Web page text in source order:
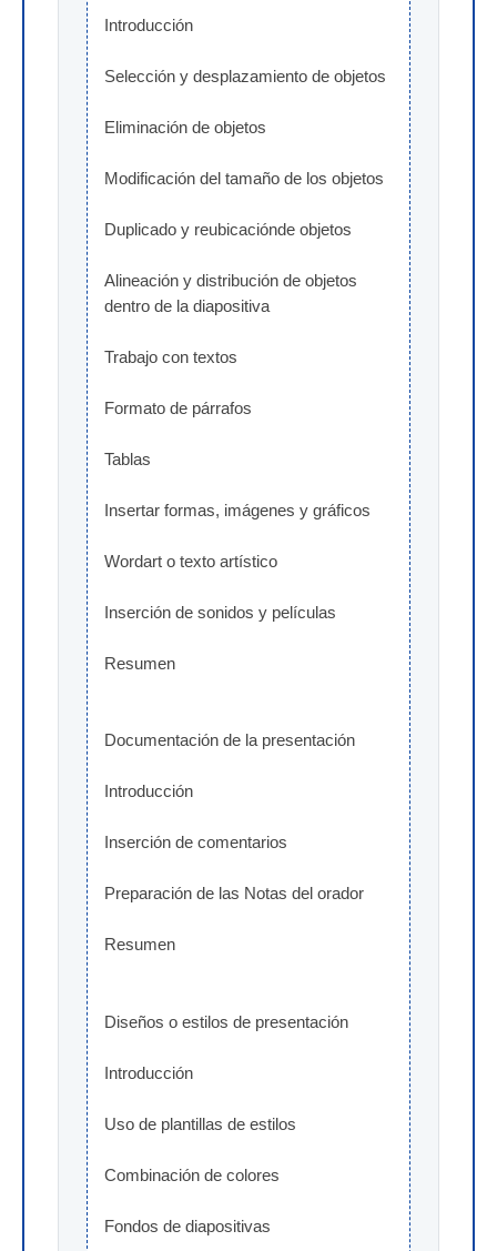
Introducción
Selección y desplazamiento de objetos
Eliminación de objetos
Modificación del tamaño de los objetos
Duplicado y reubicaciónde objetos
Alineación y distribución de objetos
dentro de la diapositiva
Trabajo con textos
Formato de párrafos
Tablas
Insertar formas, imágenes y gráficos
Wordart o texto artístico
Inserción de sonidos y películas
Resumen
Documentación de la presentación
Introducción
Inserción de comentarios
Preparación de las Notas del orador
Resumen
Diseños o estilos de presentación
Introducción
Uso de plantillas de estilos
Combinación de colores
Fondos de diapositivas